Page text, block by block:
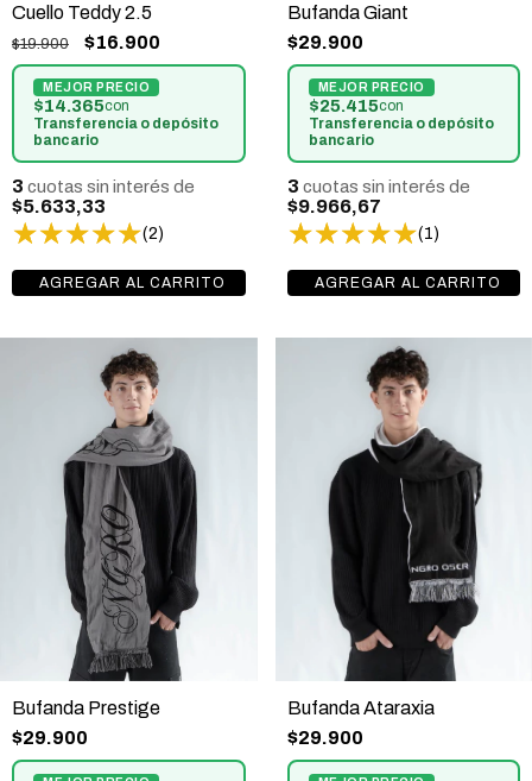
Cuello Teddy 2.5
(2)
$19.900 $16.900
$14.365con
Transferencia o depósito
bancario
3 cuotas sin interés de
$5.633,33
Bufanda Giant
(1)
$29.900
$25.415con
Transferencia o depósito
bancario
3 cuotas sin interés de
$9.966,67
Bufanda Prestige
$29.900
Bufanda Ataraxia
$29.900